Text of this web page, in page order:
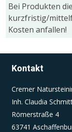
Bei Produkten
kurzfristig/
Kosten anfallen!
Kontakt
Cremer
Inh. Claudia
Römerstraße 4
63741
Zweck:
Cookie
1 Jahr